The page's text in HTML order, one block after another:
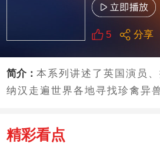
5 分享
简介：本系列讲述了英国演员
纳汉走遍世界各地寻找珍禽异
精彩看点